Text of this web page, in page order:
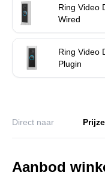
Ring Video
Wired
Ring Video
Plugin
Direct naar
Aanbod